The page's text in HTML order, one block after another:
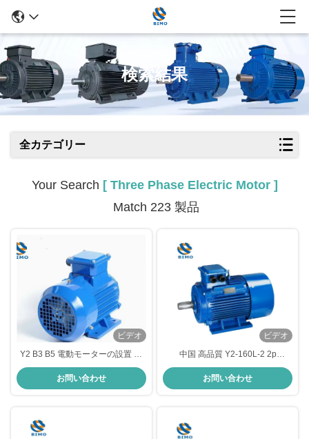
検索結果
全カテゴリー
Your Search [ Three Phase Electric Motor ]
Match 223 製品
ビデオ
Y2 B3 B5 電動モーターの設置 鋳
鉄 3相電動モーター 2極 4極
お問い合わせ
ビデオ
中国 高品質 Y2-160L-2 2p
3000rpm 25HP 18.5KW 三相電機
お問い合わせ